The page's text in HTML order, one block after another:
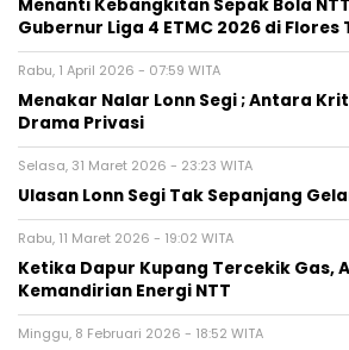
Menanti Kebangkitan Sepak Bola
Gubernur Liga 4 ETMC 2026 di Flores
Rabu, 1 April 2026 - 07:59 WITA
Menakar Nalar Lonn Segi ; Antara
Drama Privasi
Selasa, 31 Maret 2026 - 23:23 WITA
Ulasan Lonn Segi Tak Sepanjang
Rabu, 11 Maret 2026 - 19:02 WITA
Ketika Dapur Kupang Tercekik Gas,
Kemandirian Energi NTT
Minggu, 8 Februari 2026 - 18:52 WITA